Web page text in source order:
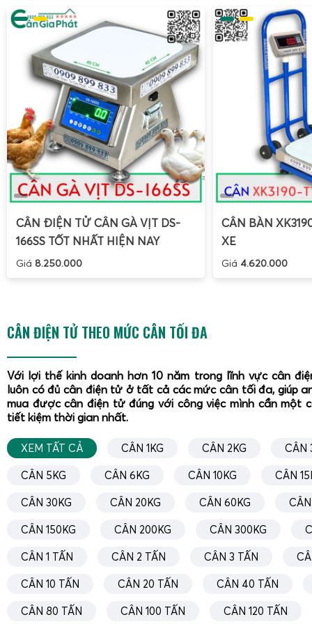
Cân Tanita KD-192 được thiết kế để sử dụng đơn giản
chính xác cao trong gia đình và sản xuất nhỏ. Người
chuẩn, đặt cân trên bề mặt phẳng và khởi động cho màn
thao tác. Chức năngTARE hỗ trợ trừ bì tự động, rất hữu
thủ công. Ngoài ra, một số phiên bản còn cho phép
, linh hoạt giữa gram và ounce, phù hợp cả công
khẩu, đồng thời hỗ trợ tính toán chi phí và định lượng chính
Hướng dẫn sử dụng cân Tanita KD-192
đảm bảo độ ổn định:
Mở nắp khoang pin ở mặt dưới cân.
Lắp pin AAA hoặc AA (tùy phiên bản) đúng chiều
trên khoang.
Đóng nắp khoang pin chắc chắn, tránh lỏng lẻo gây
Đặt cân trên mặt phẳng cứng, không nghiêng, không
ON/OFF
để khởi động, chờ màn hình hiển
độ chính xác. Không nên cân trên bếp gas, mặt bàn gồ
mạnh thổi trực tiếp vào mặt cân.
Cách sử dụng chức năng TARE (trừ bì)
Chức năng TARE là điểm mạnh của
cân điện tử Tanita
hữu ích khi cân tổ yến, hạt điều, cà phê, gia vị trong tô,
CÂN ĐIỆN TỬ CÂN GÀ VỊT DS-
166SS TỐT NHẤT HIỆN NAY
Giá 8.250.000
CÂN BÀN
XE
Giá 4.620.000
CÂN ĐIỆN TỬ THEO MỨC CÂN TỐI ĐA
Với lợi thế kinh doanh hơn 10 năm trong lĩnh vực cân
luôn có đủ cân điện tử ở tất cả các mức cân tối đa, giúp
mua được cân điện tử đúng với công việc mình cần một
tiết kiệm thời gian nhất.
XEM TẤT CẢ CÂN 1KG CÂN 2KG CÂN
CÂN 5KG CÂN 6KG CÂN 10KG CÂN
CÂN 30KG CÂN 20KG CÂN 60KG
CÂN 150KG CÂN 200KG CÂN 300KG
CÂN 1 TẤN CÂN 2 TẤN CÂN 3 TẤN
CÂN 10 TẤN CÂN 20 TẤN CÂN 40 TẤN
CÂN 80 TẤN CÂN 100 TẤN CÂN 120 TẤN